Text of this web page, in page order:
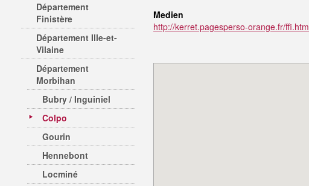
Département
Finistère
Département Ille-et-
Vilaine
Département
Morbihan
Bubry / Inguiniel
Colpo
Gourin
Hennebont
Locminé
Medien
http://kerret.pagesperso-orange.fr/ffi.htm